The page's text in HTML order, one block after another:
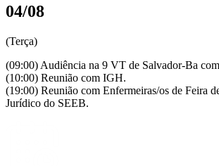
04/08
(Terça)
(09:00) Audiência na 9 VT de Salvador-Ba
(10:00) Reunião com IGH.
(19:00) Reunião com Enfermeiras/os de Feira
Jurídico do SEEB.